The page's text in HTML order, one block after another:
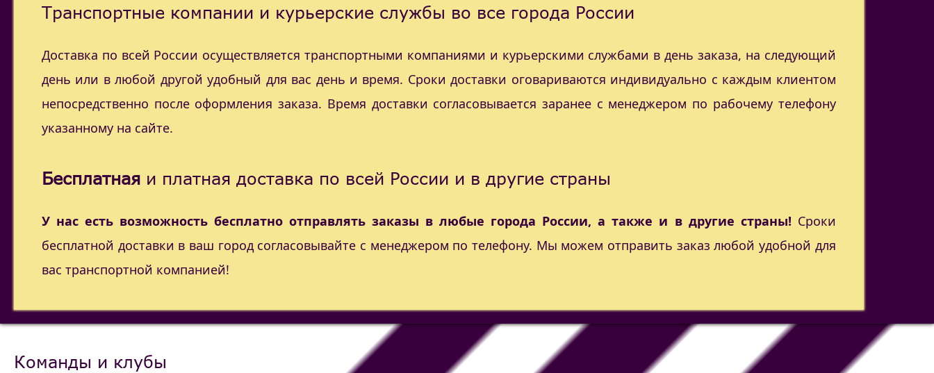
Транспортные компании и курьерские службы во все города России
Доставка по всей России осуществляется транспортными компаниями и курьерскими службами в день заказа, на следующий
день или в любой другой удобный для вас день и время. Сроки доставки оговариваются индивидуально с каждым клиентом
непосредственно после оформления заказа. Время доставки согласовывается заранее с менеджером по рабочему телефону
указанному на сайте.
Бесплатная и платная доставка по всей России и в другие страны
У нас есть возможность бесплатно отправлять заказы в любые города России, а также и в другие страны! Сроки
бесплатной доставки в ваш город согласовывайте с менеджером по телефону. Мы можем отправить заказ любой удобной для
вас транспортной компанией!
Команды и клубы